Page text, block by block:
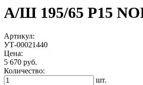
А/Ш 195/65 Р15
Артикул:
УТ-00021440
Цена:
5 670 руб.
Количество:
шт.